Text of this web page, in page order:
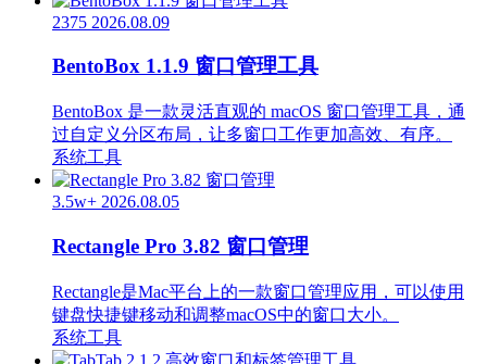
2375 2026.08.09
BentoBox 1.1.9 窗口管理工具
BentoBox 是一款灵活直观的 macOS 窗口管理工具，通
过自定义分区布局，让多窗口工作更加高效、有序。
系统工具
3.5w+ 2026.08.05
Rectangle Pro 3.82 窗口管理
Rectangle是Mac平台上的一款窗口管理应用，可以使用
键盘快捷键移动和调整macOS中的窗口大小。
系统工具